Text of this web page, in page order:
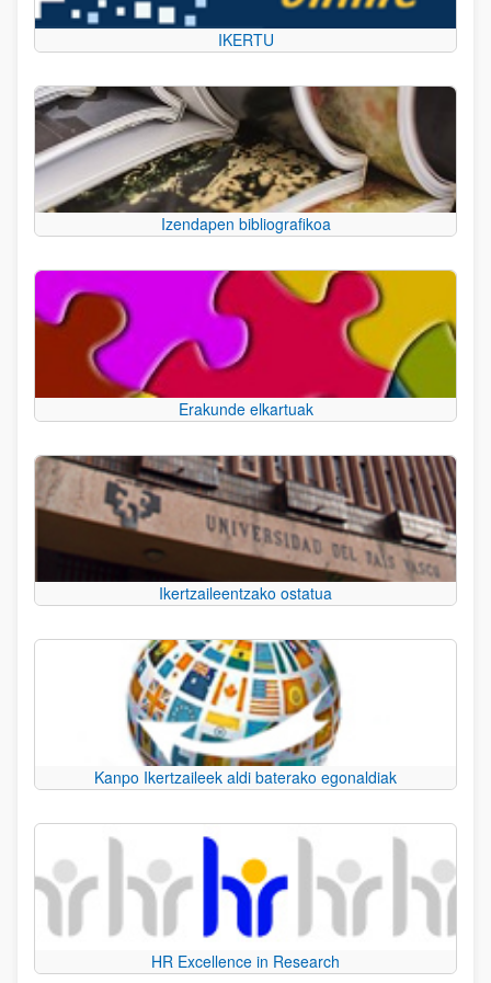
IKERTU
Izendapen bibliografikoa
Erakunde elkartuak
Ikertzaileentzako ostatua
Kanpo Ikertzaileek aldi baterako egonaldiak
HR Excellence in Research